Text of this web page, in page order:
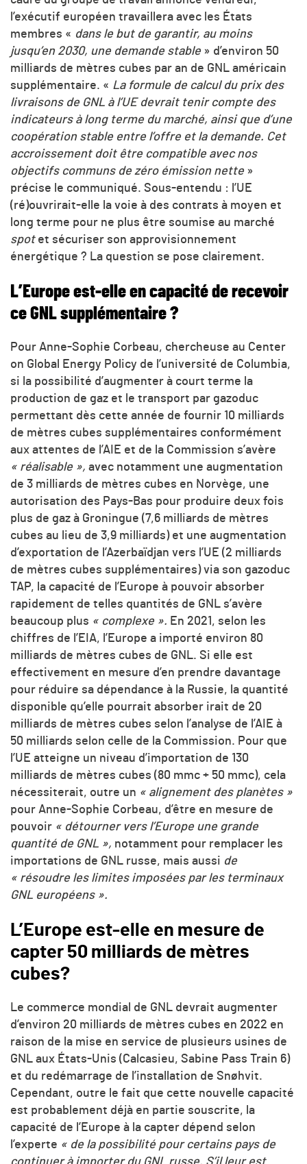
l’exécutif européen travaillera avec les États
membres « dans le but de garantir, au moins
jusqu’en 2030, une demande stable » d’environ 50
milliards de mètres cubes par an de GNL américain
supplémentaire. « La formule de calcul du prix des
livraisons de GNL à l’UE devrait tenir compte des
indicateurs à long terme du marché, ainsi que d’une
coopération stable entre l’offre et la demande. Cet
accroissement doit être compatible avec nos
objectifs communs de zéro émission nette »
précise le communiqué. Sous-entendu : l’UE
(ré)ouvrirait-elle la voie à des contrats à moyen et
long terme pour ne plus être soumise au marché
spotet sécuriser son approvisionnement
énergétique ? La question se pose clairement.
L’Europe est-elle en capacité de recevoir
ce GNL supplémentaire ?
Pour Anne-Sophie Corbeau, chercheuse au Center
on Global Energy Policy de l’université de Columbia,
si la possibilité d’augmenter à court terme la
production de gaz et le transport par gazoduc
permettant dès cette année de fournir 10 milliards
de mètres cubes supplémentaires conformément
aux attentes de l’AIE et de la Commission s’avère
« réalisable », avec notamment une augmentation
de 3 milliards de mètres cubes en Norvège, une
autorisation des Pays-Bas pour produire deux fois
plus de gaz à Groningue (7,6 milliards de mètres
cubes au lieu de 3,9 milliards) et une augmentation
d’exportation de l’Azerbaïdjan vers l’UE (2 milliards
de mètres cubes supplémentaires) via son gazoduc
TAP, la capacité de l’Europe à pouvoir absorber
rapidement de telles quantités de GNL s’avère
beaucoup plus « complexe ». En 2021, selon les
chiffres de l’EIA, l’Europe a importé environ 80
milliards de mètres cubes de GNL. Si elle est
effectivement en mesure d’en prendre davantage
pour réduire sa dépendance à la Russie, la quantité
disponible qu’elle pourrait absorber irait de 20
milliards de mètres cubes selon l’analyse de l’AIE à
50 milliards selon celle de la Commission. Pour que
l’UE atteigne un niveau d’importation de 130
milliards de mètres cubes (80 mmc + 50 mmc), cela
nécessiterait, outre un « alignement des planètes »
pour Anne-Sophie Corbeau, d’être en mesure de
pouvoir « détourner vers l’Europe une grande
quantité de GNL », notamment pour remplacer les
importations de GNL russe, mais aussi de
« résoudre les limites imposées par les terminaux
GNL européens ».
L’Europe est-elle en mesure de
capter 50 milliards de mètres
cubes?
Le commerce mondial de GNL devrait augmenter
d’environ 20 milliards de mètres cubes en 2022 en
raison de la mise en service de plusieurs usines de
GNL aux États-Unis (Calcasieu, Sabine Pass Train 6)
et du redémarrage de l’installation de Snøhvit.
Cependant, outre le fait que cette nouvelle capacité
est probablement déjà en partie souscrite, la
capacité de l’Europe à la capter dépend selon
l’experte « de la possibilité pour certains pays de